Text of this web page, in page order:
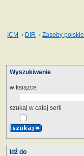
ICM › DIR ›Zasoby polskie
Wyszukiwanie
w książce
szukaj w całej serii
Idź do